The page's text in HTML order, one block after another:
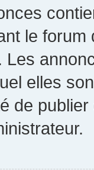
le forum
Les
elles
de